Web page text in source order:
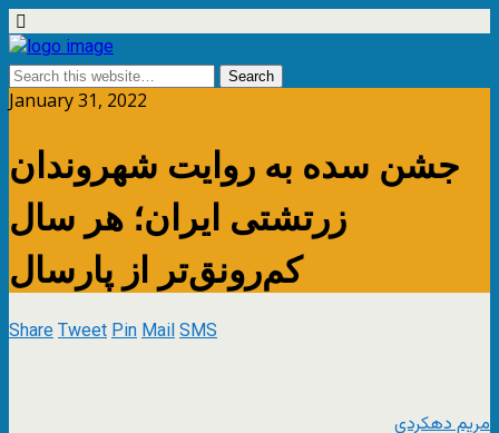
January 31, 2022
جشن سده به روایت شهروندان
زرتشتی ایران؛ هر سال
کم‌رونق‌تر از پارسال
ShareTweetPinMailSMS
مریم دهکردی